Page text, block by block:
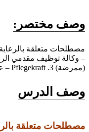
وصف مختصر:
(ممرضة) 3. Pflegekraft – عامل...
وصف الدرس
مصطلحات متعلقة